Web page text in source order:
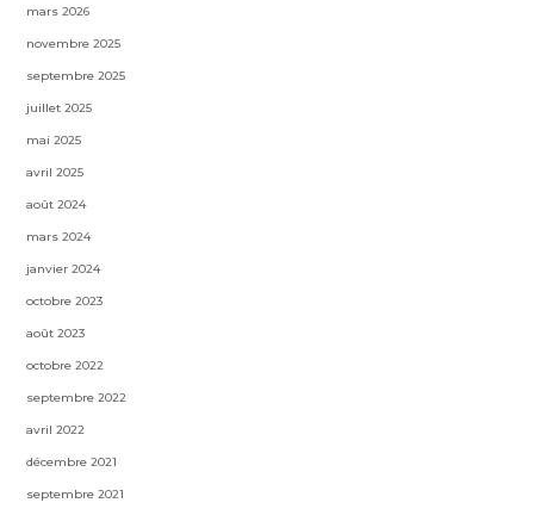
mars 2026
novembre 2025
septembre 2025
juillet 2025
mai 2025
avril 2025
août 2024
mars 2024
janvier 2024
octobre 2023
août 2023
octobre 2022
septembre 2022
avril 2022
décembre 2021
septembre 2021